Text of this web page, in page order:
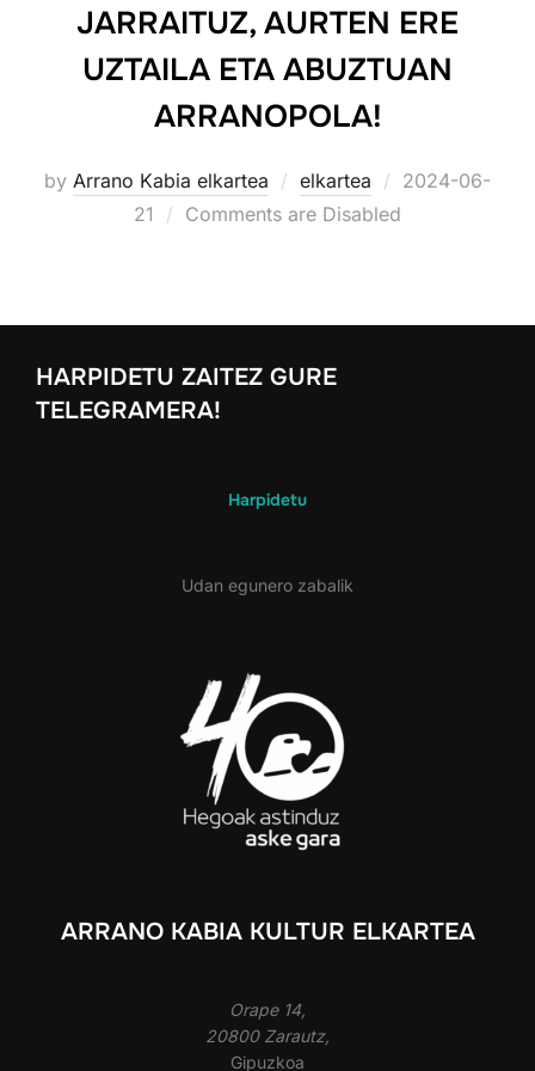
JARRAITUZ, AURTEN ERE
UZTAILA ETA ABUZTUAN
ARRANOPOLA!
by Arrano Kabia elkartea elkartea
Posted
2024-06-
21
Comments are Disabled
HARPIDETU ZAITEZ GURE
TELEGRAMERA!
Harpidetu
Udan egunero zabalik
ARRANO KABIA KULTUR ELKARTEA
Orape 14,
20800 Zarautz,
Gipuzkoa